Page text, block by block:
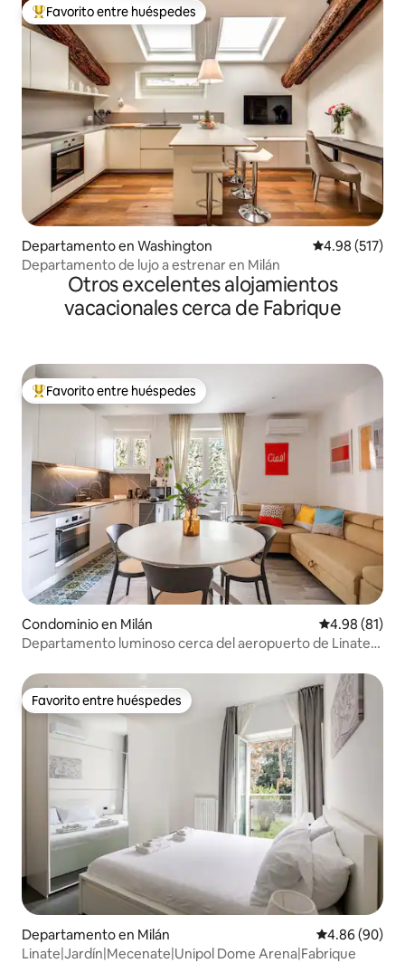
De los mejores en Favorito entre huéspedes
Favorito entre huéspedes
Departamento en Washington Calificación
4.98 (517)
Departamento de lujo a estrenar en Milán
Otros excelentes alojamientos
vacacionales cerca de Fabrique
De los mejores en Favorito entre huéspedes
Favorito entre huéspedes
Condominio en Milán Calificación
4.98 (81)
Departamento luminoso cerca del aeropuerto de Linate,
Favorito entre huéspedes
Favorito entre huéspedes
Departamento en Milán Calificación
4.86 (90)
Linate|Jardín|Mecenate|Unipol Dome Arena|Fabrique